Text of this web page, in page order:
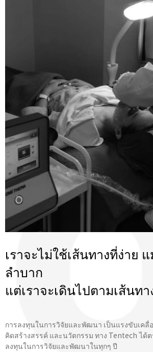
เราจะไม่ใช้เส้นทางที่ง่าย
ลำบาก
แต่เราจะเดินไปตามเส้นท
การลงทุนในการวิจัยและพัฒนา เป็นแรงขับเคลื่
คิดสร้างสรรค์ และนวัตกรรม ทาง Tentech ได้
ลงทุนในการวิจัยและพัฒนาในทุกๆ ปี